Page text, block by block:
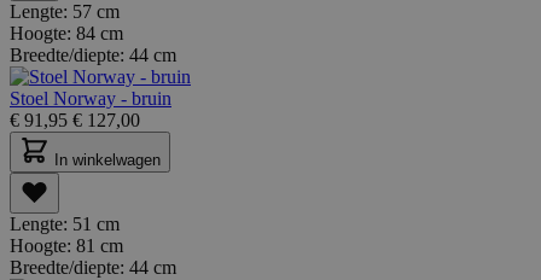
Lengte: 57 cm
Hoogte: 84 cm
Breedte/diepte: 44 cm
Stoel Norway - bruin
€ 91,95 € 127,00
In winkelwagen
Lengte: 51 cm
Hoogte: 81 cm
Breedte/diepte: 44 cm